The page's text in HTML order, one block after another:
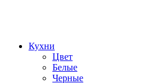
Кухни
Цвет
Белые
Черные